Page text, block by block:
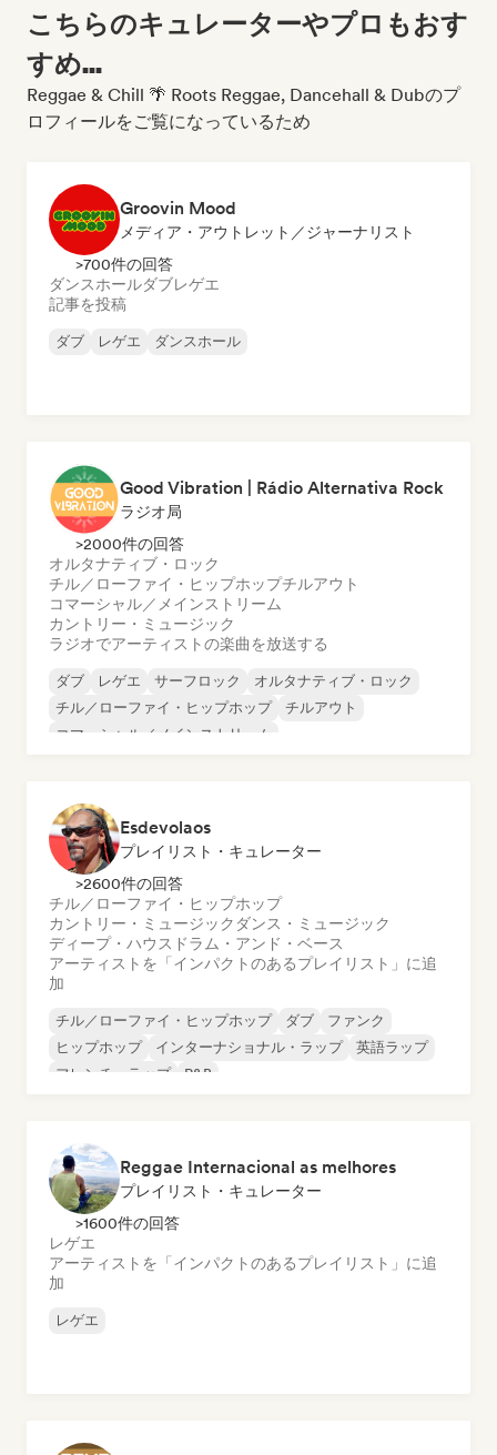
こちらのキュレーターやプロもおす
すめ...
Reggae & Chill 🌴 Roots Reggae, Dancehall & Dubのプ
ロフィールをご覧になっているため
Groovin Mood
メディア・アウトレット／ジャーナリスト
>700件の回答
ダンスホールダブレゲエ
記事を投稿
ダブ レゲエ ダンスホール
Good Vibration | Rádio Alternativa Rock
ラジオ局
>2000件の回答
オルタナティブ・ロック
チル／ローファイ・ヒップホップチルアウト
コマーシャル／メインストリーム
カントリー・ミュージック
ラジオでアーティストの楽曲を放送する
ダブ レゲエ サーフロック
オルタナティブ・ロック
チル／ローファイ・ヒップホップ
チルアウト
コマーシャル／メインストリーム
Esdevolaos
プレイリスト・キュレーター
>2600件の回答
チル／ローファイ・ヒップホップ
カントリー・ミュージック ダンス・ミュージック
ディープ・ハウス ドラム・アンド・ベース
アーティストを「インパクトのあるプレイリスト」に追
加
チル／ローファイ・ヒップホップ ダブ
ファンク
ヒップホップ
インターナショナル・ラップ
英語ラップ
フレンチ・ラップ
R&B
Reggae Internacional as melhores
プレイリスト・キュレーター
>1600件の回答
レゲエ
アーティストを「インパクトのあるプレイリスト」に追
加
レゲエ